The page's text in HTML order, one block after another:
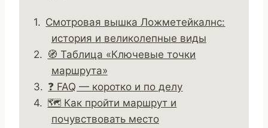
Смотровая вышка Ложметейкалнс:
история и великолепные виды
🧭 Таблица «Ключевые точки
маршрута»
❓ FAQ — коротко и по делу
🗺️ Как пройти маршрут и
почувствовать место